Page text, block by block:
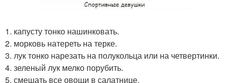
1. капусту тонко нашинковать.
2. морковь натереть на терке.
3. лук тонко нарезать на полукольца или на четвертинки.
4. зеленый лук мелко порубить.
5. смешать все овощи в салатнице.